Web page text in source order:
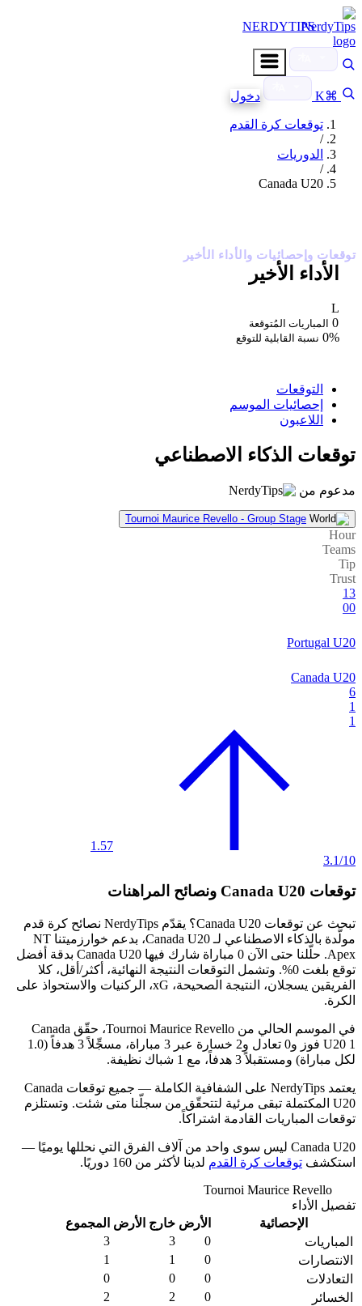
NERDYTIPS
⌘K دخول
توقعات كرة القدم
/
الدوريات
/
Canada U20
توقعات وإحصائيات والأداء الأخير
الأداء الأخير
L
0 المباريات المُتوقعة
0% نسبة القابلية للتوقع
التوقعات
إحصائيات الموسم
اللاعبون
توقعات الذكاء الاصطناعي
مدعوم من
Tournoi Maurice Revello - Group Stage
Hour
Teams
Tip
Trust
13
00
Portugal U20
Canada U20
6
1
1
1.57
3.1/10
توقعات Canada U20 ونصائح المراهنات
تبحث عن توقعات Canada U20
؟ يقدّم NerdyTips نصائح كرة قدم
مولَّدة بالذكاء الاصطناعي لـ Canada U20، بدعم خوارزميتنا
NT
Apex. حلّلنا حتى الآن 0 مباراة
شارك فيها Canada U20 بدقة أفضل
توقع بلغت 0% . وتشمل التوقعات النتيجة النهائية، أكثر/أقل، كلا
الفريقين يسجلان، النتيجة الصحيحة، xG، الركنيات والاستحواذ على
الكرة.
في الموسم الحالي من Tournoi Maurice Revello
، حقّق Canada
U20 1 فوز و0 تعادل و2 خسارة عبر 3 مباراة، مسجِّلاً 3 هدفاً
(1.0
لكل مباراة) ومستقبلاً 3 هدفاً، مع
1 شباك نظيفة .
يعتمد NerdyTips على الشفافية الكاملة
— جميع توقعات Canada
U20 المكتملة تبقى مرئية لتتحقّق من سجلّنا متى شئت. وتستلزم
توقعات المباريات القادمة اشتراكاً.
Canada U20 ليس سوى واحد من آلاف الفرق التي نحللها يوميًا —
استكشف توقعات كرة القدم لدينا لأكثر من 160 دوريًا.
Tournoi Maurice Revello
تفصيل الأداء
الإحصائية
الأرض خارج الأرض المجموع
المباريات
0
3
3
الانتصارات
0
1
1
التعادلات
0
0
0
الخسائر
0
2
2